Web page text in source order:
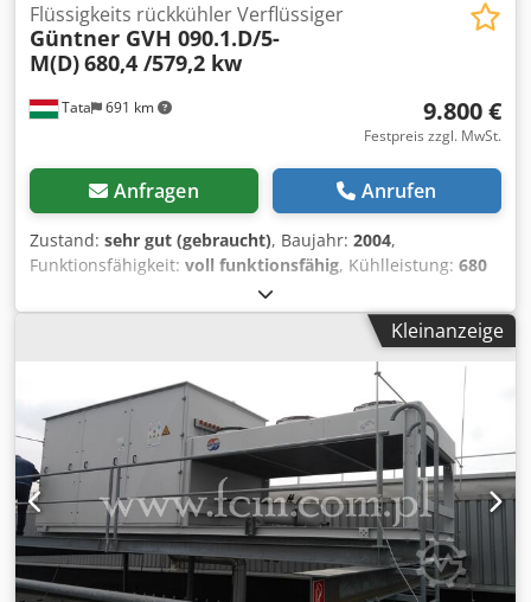
Tata 691 km
Flüssigkeits rückkühler Verflüssiger
Güntner GVH 090.1.D/5-
M(D)680,4 /579,2 kw
9.800 €
Festpreis zzgl. MwSt.
Anfragen Anrufen
Zustand: sehr gut (gebraucht), Baujahr: 2004,
Funktionsfähigkeit: voll funktionsfähig, Kühlleistung: 680
, Ausstattung:Kühlaggregat
Hersteller: Güntner GVH 090.1.D/5-M(D) Baujahr: 2004
Nennleistung 680,4 /579,2 kW Kältemittel: R404
Kältemittelinhalt: 218,9+25 Liter Durchflussmenge:
Temperaturbereich: -50°C- +100°C Maximaler Druck:
Betriebsdruck: 28bar/-1bar (Leistung hängt von den
Nutzungsparametern ab) Anzahl Ventilatoren: 5,
Durchmesser 900 mm, Luftdurchsatz: 162500/131000 m3/h
Motorleistungsaufnahme: 17,60/11,50 kW
Wärmetauscherbereich2 Betriebsgeräusch 52 dB Länge:
mm Höhe: mm Dcedpfevllxdox Am Tjk Breite: mm Gewicht:
ca. kg Der Kühler wurde technisch geprüft und ist voll
funktionsfähig
Kleinanzeige